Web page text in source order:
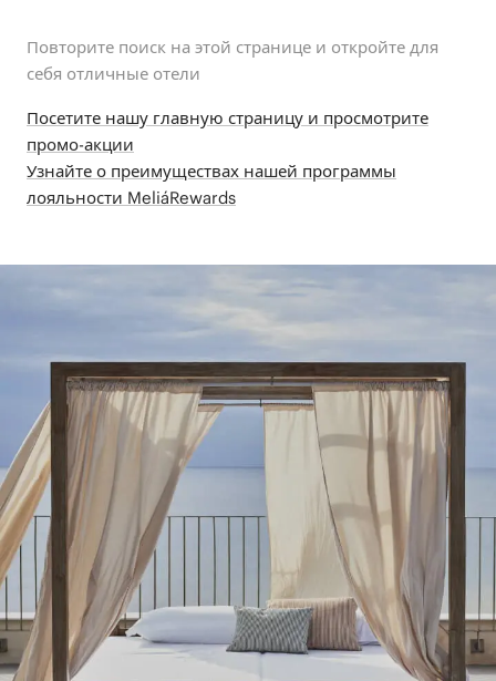
Повторите поиск на этой странице и откройте для
себя отличные отели
Посетите нашу главную страницу и просмотрите
промо-акции
Узнайте о преимуществах нашей программы
лояльности MeliáRewards